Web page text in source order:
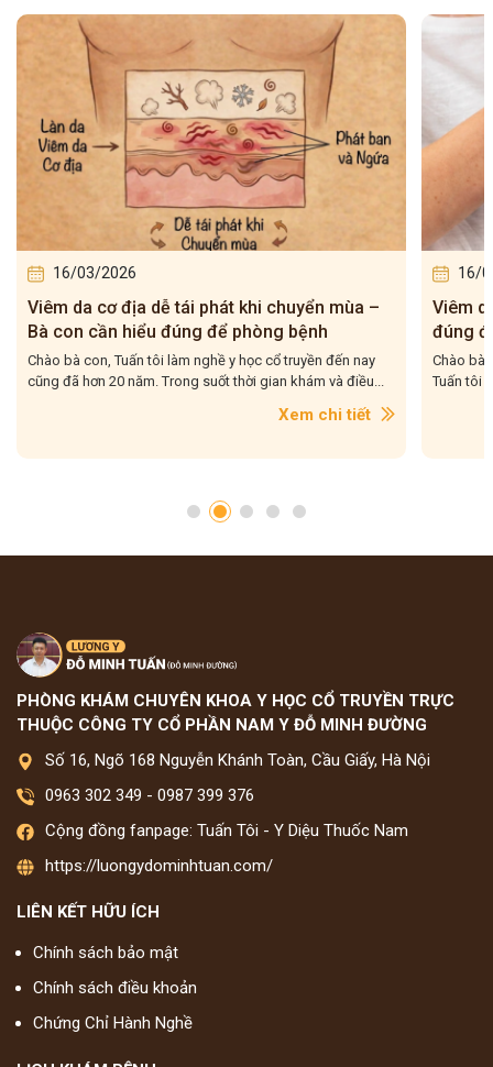
16/03/2026
Viêm da cơ địa dễ tái phát khi chuyển mùa –
Bà con cần hiểu đúng để phòng bệnh
Chào bà con, Tuấn tôi làm nghề y học cổ truyền đến nay
cũng đã hơn 20 năm. Trong suốt thời gian khám và điều...
Xem chi tiết
16/
Viêm
đúng
Chào bà
Tuấn tôi
PHÒNG KHÁM CHUYÊN KHOA Y HỌC CỔ TRUYỀN TRỰC
THUỘC CÔNG TY CỔ PHẦN NAM Y ĐỖ MINH ĐƯỜNG
Số 16, Ngõ 168 Nguyễn Khánh Toàn, Cầu Giấy, Hà Nội
0963 302 349 - 0987 399 376
Cộng đồng fanpage: Tuấn Tôi - Y Diệu Thuốc Nam
https://luongydominhtuan.com/
LIÊN KẾT HỮU ÍCH
Chính sách bảo mật
Chính sách điều khoản
Chứng Chỉ Hành Nghề